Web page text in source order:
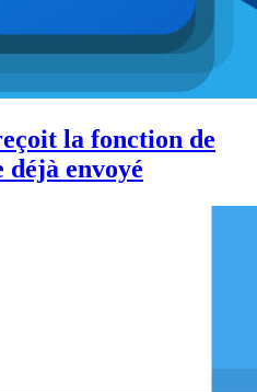
la fonction de
déjà envoyé